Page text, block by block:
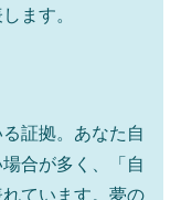
ます。
証拠。あなた自
合が多く、「自
ています。夢の